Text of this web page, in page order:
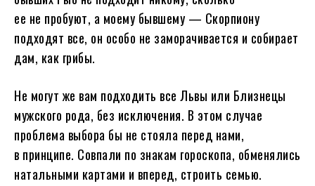
ее не пробуют, а моему бывшему — Скорпиону
подходят все, он особо не заморачивается и собирает
дам, как грибы.
Не могут же вам подходить все Львы или Близнецы
мужского рода, без исключения. В этом случае
проблема выбора бы не стояла перед нами,
в принципе. Совпали по знакам гороскопа, обменялись
натальными картами и вперед, строить семью.